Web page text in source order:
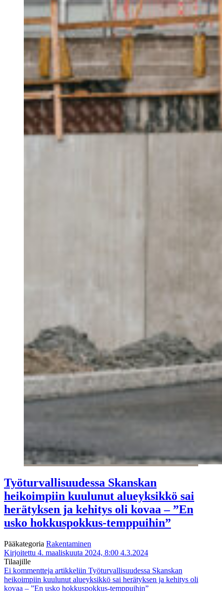
Työturvallisuudessa Skanskan
heikoimpiin kuulunut alueyksikkö sai
herätyksen ja kehitys oli kovaa – ”En
usko hokkuspokkus-temppuihin”
Pääkategoria Rakentaminen
Kirjoitettu 4. maaliskuuta 2024, 8:00 4.3.2024
Tilaajille
Ei kommentteja artikkeliin Työturvallisuudessa Skanskan
heikoimpiin kuulunut alueyksikkö sai herätyksen ja kehitys oli
kovaa – ”En usko hokkuspokkus-temppuihin”